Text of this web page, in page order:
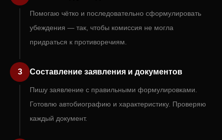
Помогаю чётко и последовательно сформулировать
убеждения — так, чтобы комиссия не могла
придраться к противоречиям.
3 Составление заявления и документов
Пишу заявление с правильными формулировками.
Готовлю автобиографию и характеристику. Проверяю
каждый документ.